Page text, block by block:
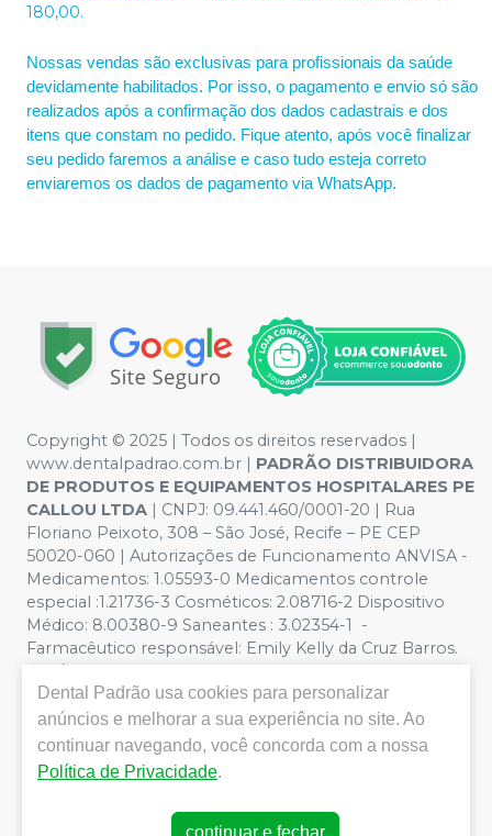
180,00.
Nossas vendas são exclusivas para profissionais da saúde
devidamente habilitados. Por isso, o pagamento e envio só são
realizados após a confirmação dos dados cadastrais e dos
itens que constam no pedido. Fique atento, após você finalizar
seu pedido faremos a análise e caso tudo esteja correto
enviaremos os dados de pagamento via WhatsApp.
Copyright © 2025 | Todos os direitos reservados |
www.dentalpadrao.com.br | PADRÃO DISTRIBUIDORA
DE PRODUTOS E EQUIPAMENTOS HOSPITALARES PE
CALLOU LTDA | CNPJ: 09.441.460/0001-20 | Rua
Floriano Peixoto, 308 – São José, Recife – PE CEP
50020-060 | Autorizações de Funcionamento ANVISA -
Medicamentos: 1.05593-0 Medicamentos controle
especial :1.21736-3 Cosméticos: 2.08716-2 Dispositivo
Médico: 8.00380-9 Saneantes : 3.02354-1 -
Farmacêutico responsável: Emily Kelly da Cruz Barros.
CRF/PE nº 10109 | Política de Privacidade e Segurança -
Fotos meramente ilustrativas - Os preços e condições
da loja virtual estão sujeitos a alterações. Em caso de
divergência de preços no site, o valor válido é o do
Carrinho de Compra. Não vendemos por atacado, por
isso nos reservamos o direito de não atender compras
de grandes volumes pelo site.
Dental Padrão usa cookies para personalizar
anúncios e melhorar a sua experiência no site. Ao
continuar navegando, você concorda com a nossa
Política de Privacidade.
continuar e fechar